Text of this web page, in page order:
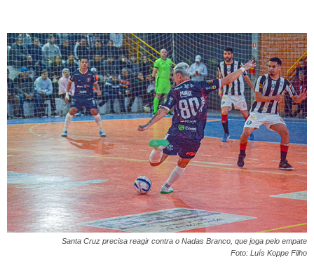
Santa Cruz precisa reagir contra o Nadas Branco, que joga pelo empate
Foto: Luís Koppe Filho